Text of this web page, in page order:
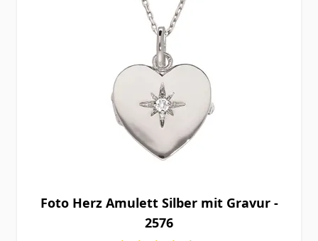
Foto Herz Amulett Silber mit Gravur -
2576